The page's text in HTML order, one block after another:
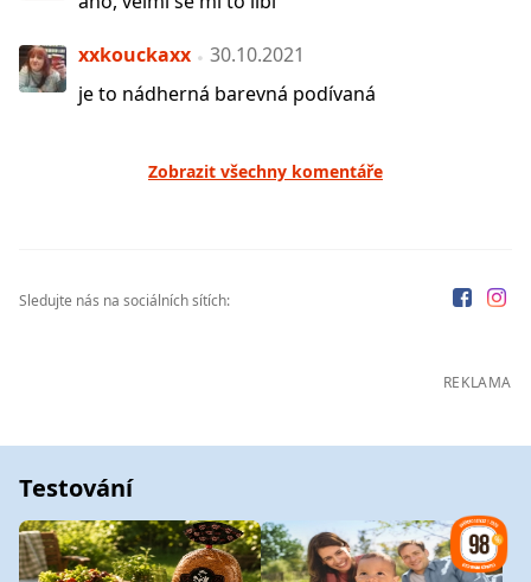
xxkouckaxx
30.10.2021
je to nádherná barevná podívaná
Zobrazit všechny komentáře
Sledujte nás na sociálních sítích:
REKLAMA
Testování